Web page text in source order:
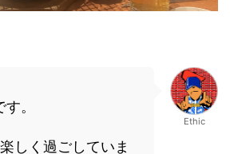
。
しく過ごしていま
Ethic